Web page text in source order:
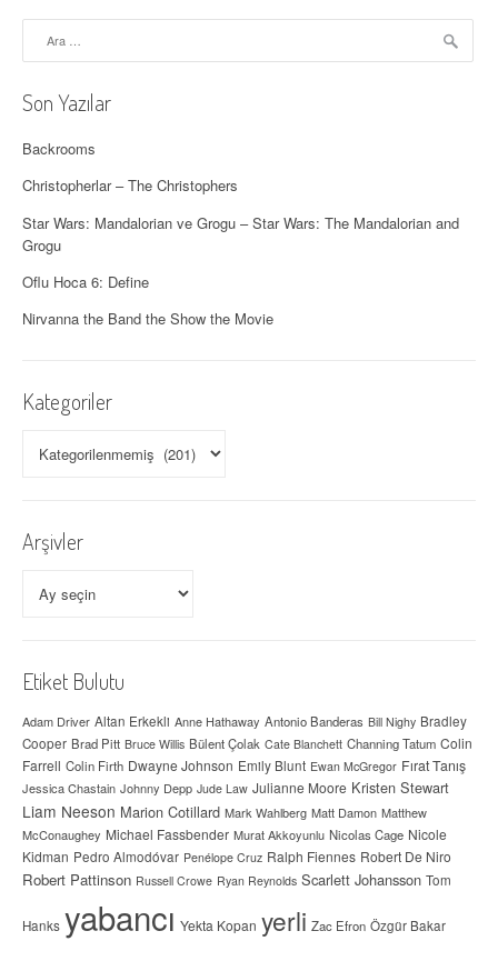
ı
d
o
l
a
ş
ı
m
Son Yazılar
Backrooms
Christopherlar – The Christophers
Star Wars: Mandalorian ve Grogu – Star Wars: The Mandalorian and
Grogu
Oflu Hoca 6: Define
Nirvanna the Band the Show the Movie
Kategoriler
Arşivler
Etiket Bulutu
Adam Driver Altan Erkekli Anne Hathaway Antonio Banderas Bill Nighy Bradley
Cooper Brad Pitt Bruce Willis Bülent Çolak Cate Blanchett Channing Tatum Colin
Farrell Colin Firth Dwayne Johnson Emily Blunt Ewan McGregor Fırat Tanış
Jessica Chastain Johnny Depp Jude Law Julianne Moore Kristen Stewart
Liam Neeson Marion Cotillard Mark Wahlberg Matt Damon Matthew
McConaughey Michael Fassbender Murat Akkoyunlu Nicolas Cage Nicole
Kidman Pedro Almodóvar Penélope Cruz Ralph Fiennes Robert De Niro
Robert Pattinson Russell Crowe Ryan Reynolds Scarlett Johansson Tom
Hanks yabancı Yekta Kopan yerli Zac Efron Özgür Bakar